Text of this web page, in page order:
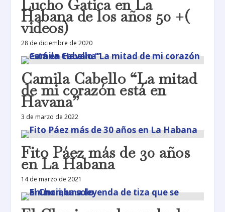
Lucho Gatica en La
Habana de los años 50 +(
videos)
28 de diciembre de 2020
Camila Cabello “La mitad
de mi corazón está en
Havana”
3 de marzo de 2022
Fito Páez más de 30 años
en La Habana
14 de marzo de 2021